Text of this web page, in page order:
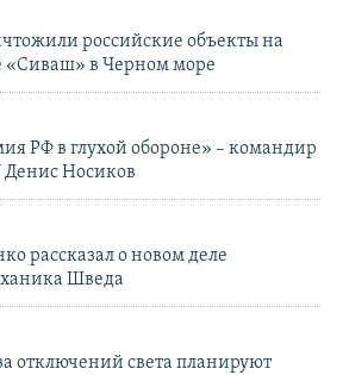
российские объекты на
«Сиваш» в Черном море
РФ в глухой обороне» – командир
Носиков
рассказал о новом деле
Шведа
отключений света планируют